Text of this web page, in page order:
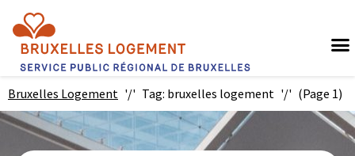
Bruxelles Logement Tag: bruxelles logement (Page 1)